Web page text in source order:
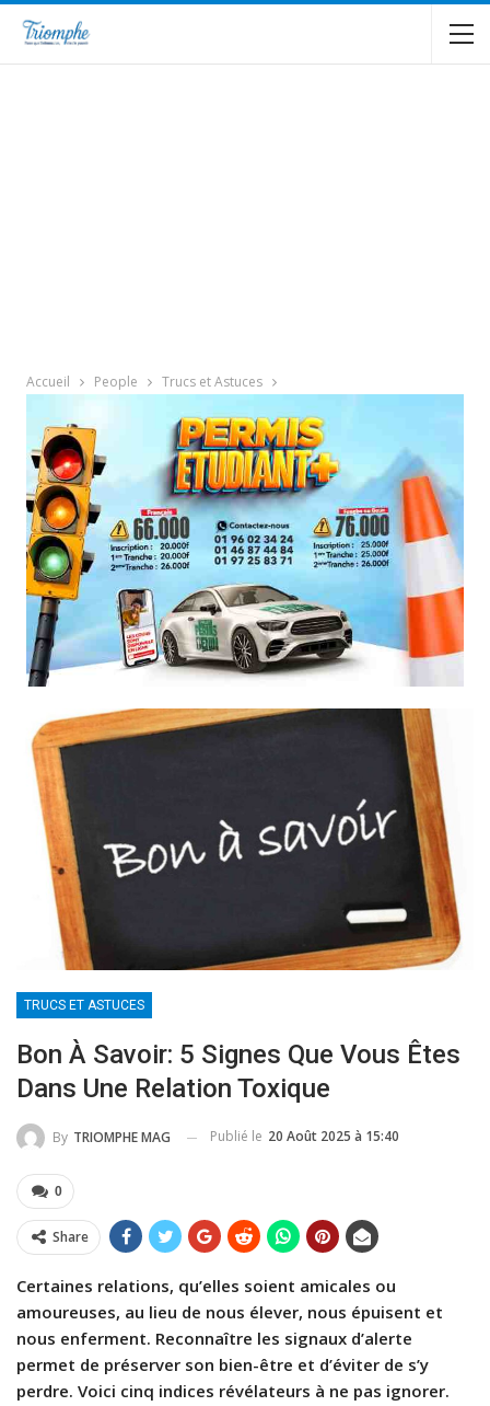
Accueil People Trucs et Astuces
TRUCS ET ASTUCES
Bon À Savoir: 5 Signes Que Vous Êtes
Dans Une Relation Toxique
By TRIOMPHE MAG Publié le 20 Août 2025 à 15:40
0
Share
Certaines relations, qu’elles soient amicales ou
amoureuses, au lieu de nous élever, nous épuisent et
nous enferment. Reconnaître les signaux d’alerte
permet de préserver son bien-être et d’éviter de s’y
perdre. Voici cinq indices révélateurs à ne pas ignorer.